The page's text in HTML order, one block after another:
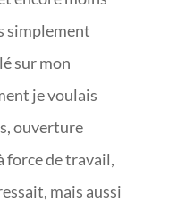
simplement
sur mon
je voulais
ouverture
force de travail,
mais aussi